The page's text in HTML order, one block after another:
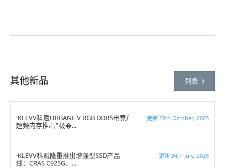
其他新品 列表
KLEVV科赋URBANE V RGB DDR5电竞/
超频内存推出“极�...
更新 28th October, 2025
KLEVV科赋隆重推出增强型SSD产品
线：CRAS C925G、...
更新 24th July, 2025